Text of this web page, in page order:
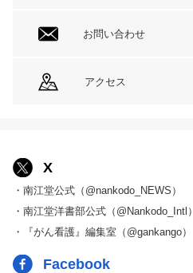
お問い合わせ
アクセス
X
・南江堂公式（@nankodo_NEWS）
・南江堂洋書部公式（@Nankodo_Intl）
・『がん看護』編集室（@gankango）
Facebook